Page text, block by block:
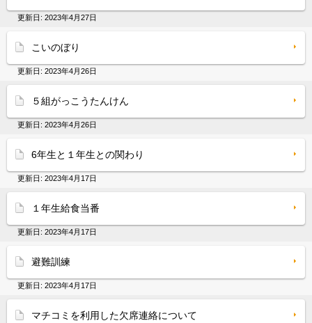
更新日: 2023年4月27日
こいのぼり
更新日: 2023年4月26日
５組がっこうたんけん
更新日: 2023年4月26日
6年生と１年生との関わり
更新日: 2023年4月17日
１年生給食当番
更新日: 2023年4月17日
避難訓練
更新日: 2023年4月17日
マチコミを利用した欠席連絡について